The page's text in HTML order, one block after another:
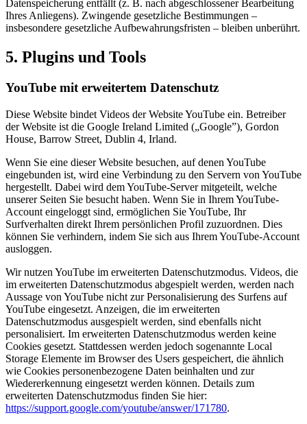
Datenspeicherung entfällt (z. B. nach abgeschlossener Bearbeitung
Ihres Anliegens). Zwingende gesetzliche Bestimmungen –
insbesondere gesetzliche Aufbewahrungsfristen – bleiben unberührt.
5. Plugins und Tools
YouTube mit erweitertem Datenschutz
Diese Website bindet Videos der Website YouTube ein. Betreiber
der Website ist die Google Ireland Limited („Google”), Gordon
House, Barrow Street, Dublin 4, Irland.
Wenn Sie eine dieser Website besuchen, auf denen YouTube
eingebunden ist, wird eine Verbindung zu den Servern von YouTube
hergestellt. Dabei wird dem YouTube-Server mitgeteilt, welche
unserer Seiten Sie besucht haben. Wenn Sie in Ihrem YouTube-
Account eingeloggt sind, ermöglichen Sie YouTube, Ihr
Surfverhalten direkt Ihrem persönlichen Profil zuzuordnen. Dies
können Sie verhindern, indem Sie sich aus Ihrem YouTube-Account
ausloggen.
Wir nutzen YouTube im erweiterten Datenschutzmodus. Videos, die
im erweiterten Datenschutzmodus abgespielt werden, werden nach
Aussage von YouTube nicht zur Personalisierung des Surfens auf
YouTube eingesetzt. Anzeigen, die im erweiterten
Datenschutzmodus ausgespielt werden, sind ebenfalls nicht
personalisiert. Im erweiterten Datenschutzmodus werden keine
Cookies gesetzt. Stattdessen werden jedoch sogenannte Local
Storage Elemente im Browser des Users gespeichert, die ähnlich
wie Cookies personenbezogene Daten beinhalten und zur
Wiedererkennung eingesetzt werden können. Details zum
erweiterten Datenschutzmodus finden Sie hier:
https://support.google.com/youtube/answer/171780.